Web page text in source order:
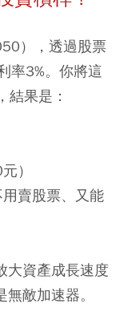
），透過股票
率3%。你將這
結果是：
）
賣股票、又能
大資產成長速度
敵加速器。